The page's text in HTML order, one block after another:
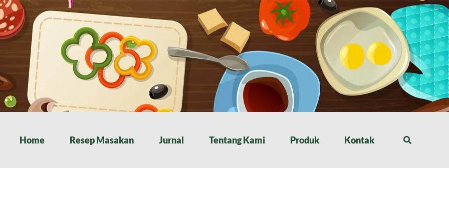
Home Resep Masakan Jurnal Tentang Kami Produk Kontak